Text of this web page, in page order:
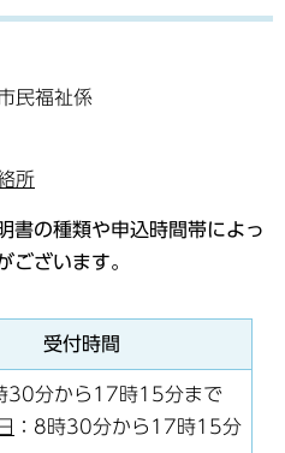
民福祉係
所
書の種類や申込時間帯によっ
ございます。
受付時間
30分から17時15分まで
：8時30分から17時15分